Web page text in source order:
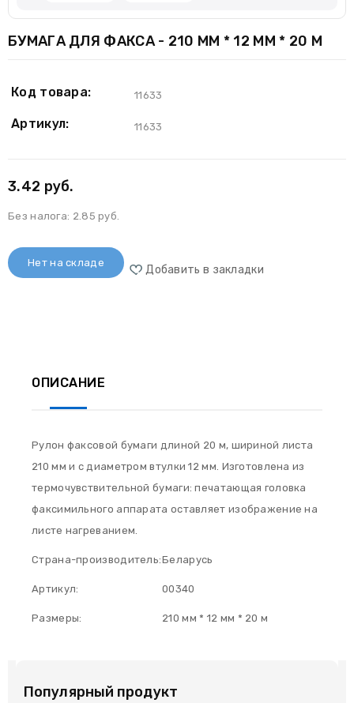
БУМАГА ДЛЯ ФАКСА - 210 ММ * 12 ММ * 20 М
Код товара: 11633
Артикул: 11633
3.42 руб.
Без налога: 2.85 руб.
Нет на складе
Добавить в закладки
ОПИСАНИЕ
Рулон факсовой бумаги длиной 20 м, шириной листа
210 мм и с диаметром втулки 12 мм. Изготовлена из
термочувствительной бумаги: печатающая головка
факсимильного аппарата оставляет изображение на
листе нагреванием.
Страна-производитель:Беларусь
Артикул: 00340
Размеры: 210 мм * 12 мм * 20 м
Популярный продукт